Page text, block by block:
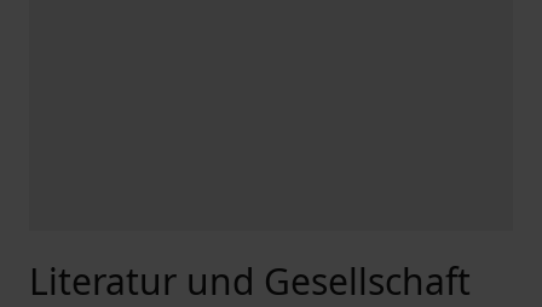
Literatur und Gesellschaft